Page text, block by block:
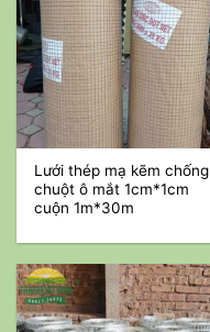
Lưới thép mạ kẽm chống
chuột ô mắt 1cm*1cm
cuộn 1m*30m